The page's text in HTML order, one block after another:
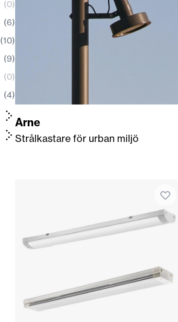
(0)
(6)
(10)
(9)
(0)
(4)
Arne
Strålkastare för urban miljö